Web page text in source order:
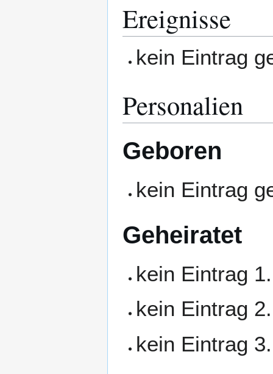
Ereignisse
kein Eintrag
Personalien
Geboren
kein Eintrag
Geheiratet
kein Eintrag
kein Eintrag
kein Eintrag